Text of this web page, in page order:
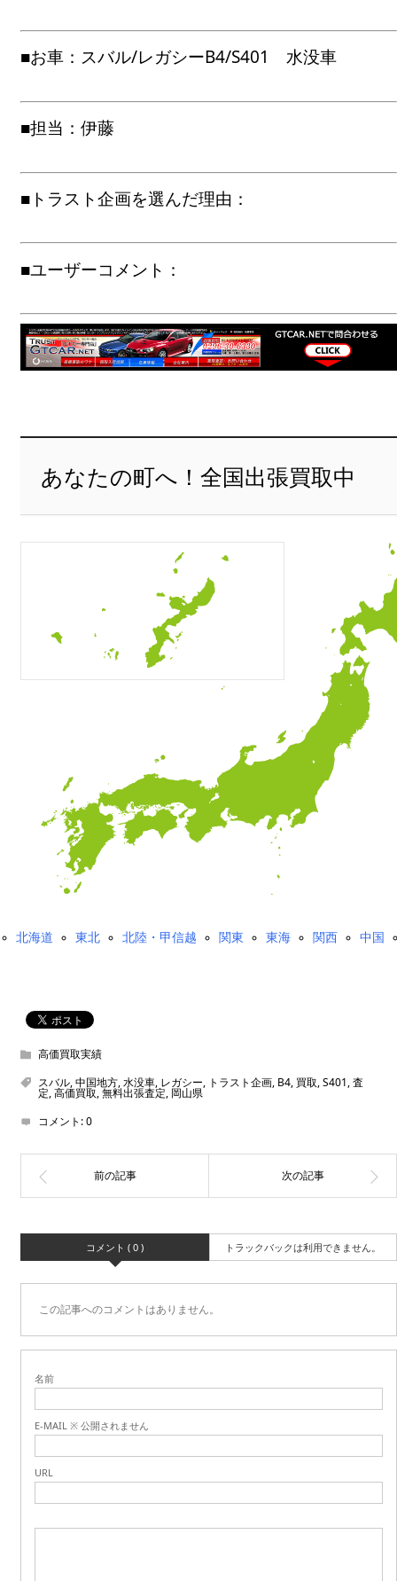
■お車：スバル/レガシーB4/S401 水没車
■担当：伊藤
■トラスト企画を選んだ理由：
■ユーザーコメント：
あなたの町へ！全国出張買取中
北海道 東北 北陸・甲信越 関東 東海 関西 中国
高価買取実績
スバル,中国地方,水没車, レガシー, トラスト企画, B4, 買取,S401,査
定,高価買取,無料出張査定, 岡山県
コメント:0
コメント ( 0 ) トラックバックは利用できません。
この記事へのコメントはありません。
名前
E-MAIL ※ 公開されません
URL